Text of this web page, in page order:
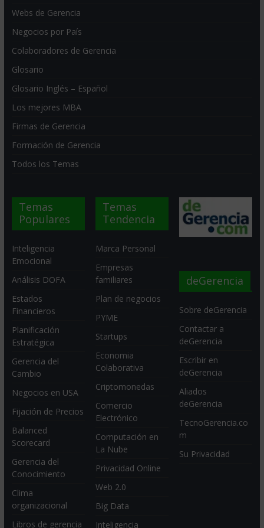
Webs de Gerencia
Negocios por País
Colaboradores de Gerencia
Glosario
Glosario Inglés – Español
Los mejores MBA
Firmas de Gerencia
Formación de Gerencia
Todos los Temas
Temas
Populares
Inteligencia
Emocional
Análisis DOFA
Estados
Financieros
Planificación
Estratégica
Gerencia del
Cambio
Negocios en USA
Fijación de Precios
Balanced
Scorecard
Gerencia del
Conocimiento
Clima
organizacional
Libros de gerencia
Temas
Tendencia
Marca Personal
Empresas
familiares
Plan de negocios
PYME
Startups
Economia
Colaborativa
Criptomonedas
Comercio
Electrónico
Computación en
La Nube
Privacidad Online
Web 2.0
Big Data
Inteligencia
deGerencia
Sobre deGerencia
Contactar a
deGerencia
Escribir en
deGerencia
Aliados
deGerencia
TecnoGerencia.co
m
Su Privacidad